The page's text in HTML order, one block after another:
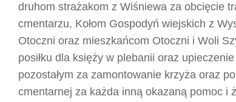
druhom strażakom z Wiśniewa za obcięcie
cmentarzu, Kołom Gospodyń wiejskich z
Otoczni oraz mieszkańcom Otoczni i Woli
posiłku dla księży w plebanii oraz
pozostałym za zamontowanie krzyża oraz
cmentarnej za każda inną okazaną pomoc i